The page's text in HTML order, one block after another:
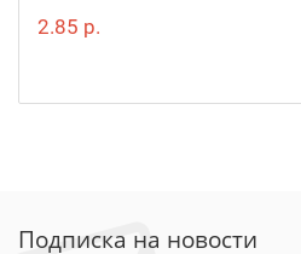
2.85 р.
Подписка на новости